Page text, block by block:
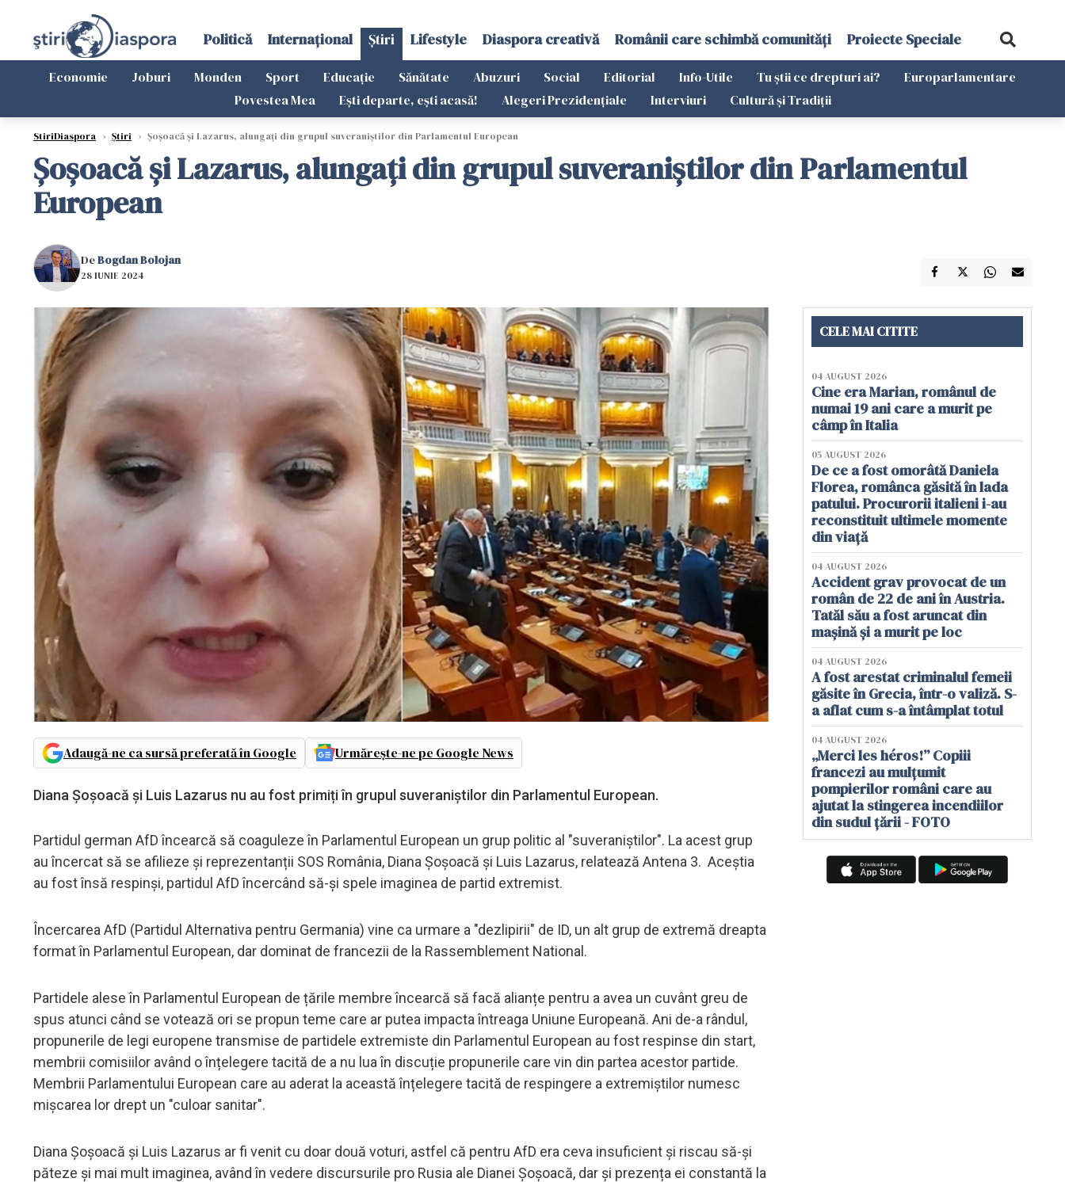
Politică Internațional Știri Lifestyle Diaspora creativă Românii care schimbă comunități Proiecte Speciale
Economie Joburi Monden Sport Educație Sănătate Abuzuri Social Editorial Info-Utile Tu știi ce drepturi ai?
Europarlamentare
Povestea Mea
Ești departe, ești acasă! Alegeri Prezidențiale Interviuri Cultură și Tradiții
StiriDiaspora › Știri › Șoșoacă și Lazarus, alungați din grupul suveraniștilor din Parlamentul European
Șoșoacă și Lazarus, alungați din grupul suveraniștilor din Parlamentul
European
DeBogdan Bolojan
28 IUNIE 2024
Adaugă-ne ca sursă preferată în Google Urmărește-ne pe Google News
Diana Șoșoacă și Luis Lazarus nu au fost primiți în grupul suveraniștilor din Parlamentul European.
Partidul german AfD încearcă să coaguleze în Parlamentul European un grup politic al "suveraniștilor". La acest grup
au încercat să se afilieze și reprezentanții SOS România, Diana Șoșoacă și Luis Lazarus, relatează Antena 3. Aceștia
au fost însă respinși, partidul AfD încercând să-și spele imaginea de partid extremist.
Încercarea AfD (Partidul Alternativa pentru Germania) vine ca urmare a "dezlipirii" de ID, un alt grup de extremă dreapta
format în Parlamentul European, dar dominat de francezii de la Rassemblement National.
Partidele alese în Parlamentul European de țările membre încearcă să facă alianțe pentru a avea un cuvânt greu de
spus atunci când se votează ori se propun teme care ar putea impacta întreaga Uniune Europeană. Ani de-a rândul,
propunerile de legi europene transmise de partidele extremiste din Parlamentul European au fost respinse din start,
membrii comisiilor având o înțelegere tacită de a nu lua în discuție propunerile care vin din partea acestor partide.
Membrii Parlamentului European care au aderat la această înțelegere tacită de respingere a extremiștilor numesc
mișcarea lor drept un "culoar sanitar".
Diana Șoșoacă și Luis Lazarus ar fi venit cu doar două voturi, astfel că pentru AfD era ceva insuficient și riscau să-și
păteze și mai mult imaginea, având în vedere discursurile pro Rusia ale Dianei Șoșoacă, dar și prezența ei constantă la
CELE MAI CITITE
04 AUGUST 2026
Cine era Marian, românul de
numai 19 ani care a murit pe
câmp în Italia
05 AUGUST 2026
De ce a fost omorâtă Daniela
Florea, românca găsită în lada
patului. Procurorii italieni i-au
reconstituit ultimele momente
din viață
04 AUGUST 2026
Accident grav provocat de un
român de 22 de ani în Austria.
Tatăl său a fost aruncat din
mașină și a murit pe loc
04 AUGUST 2026
A fost arestat criminalul femeii
găsite în Grecia, într-o valiză. S-
a aflat cum s-a întâmplat totul
04 AUGUST 2026
„Merci les héros!” Copiii
francezi au mulțumit
pompierilor români care au
ajutat la stingerea incendiilor
din sudul țării - FOTO